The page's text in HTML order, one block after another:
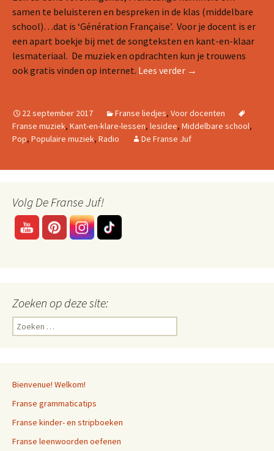
samen te beluisteren en bespreken in de klas (middelbare
school)…dat is ‘Génération Française’. Voor je docent is er
een apart boekje bij met de songteksten en kant-en-klaar
lesmateriaal. De muziek en opdrachten kun je trouwens
ook gratis vinden op internet. Lees verder Franse liedjes met
→
22 september 2017 Franse liedjes, Voor docenten
Franse muziek, Kant-en-klare-lessen, lesidee, Middelbare school,
Pop, Populaire muziek, Radio De Franse Juf
Volg De Franse Juf!
Zoeken op deze site:
Zoeken
naar:
Bienvenue! Welkom!
Franse grammaticatips
Franse kinder- en stripboeken
Franse leenwoorden oefenen